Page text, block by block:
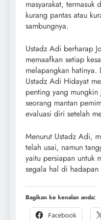
masyarakat, termasuk
kurang pantas atau
sambungnya.
Ustadz Adi berharap
memaafkan setiap
melapangkan
Ustadz Adi Hidayat
penting yang
seorang mantan
evaluasi diri setelah
Menurut Ustadz Adi,
telah usai, namun
yaitu persiapan untuk
segala hal di
Bagikan ke kenalan anda:
Facebook